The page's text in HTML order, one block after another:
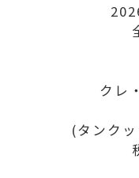
クレ
(タンク